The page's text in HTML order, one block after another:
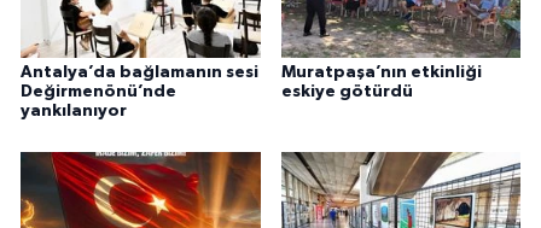
Antalya’da bağlamanın sesi
Değirmenönü’nde
yankılanıyor
Muratpaşa’nın etkinliği
eskiye götürdü